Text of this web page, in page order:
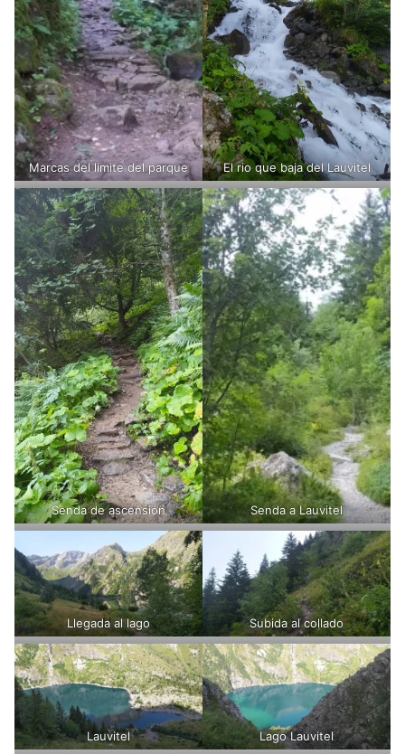
Marcas del limite del parque El rio que baja del Lauvitel
Senda de ascensión Senda a Lauvitel
Llegada al lago Subida al collado
Lauvitel Lago Lauvitel